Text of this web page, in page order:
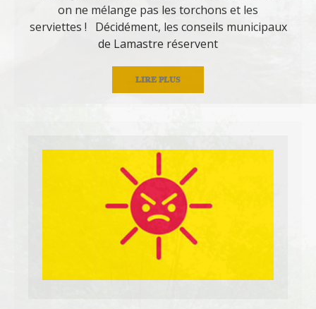
on ne mélange pas les torchons et les
serviettes ! Décidément, les conseils municipaux
de Lamastre réservent
LIRE PLUS